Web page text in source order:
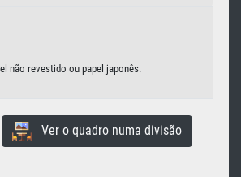
não revestido ou papel japonês.
Ver o quadro numa divisão